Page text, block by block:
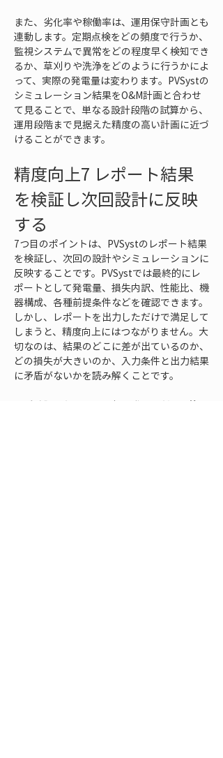
また、劣化率や稼働率は、運用保守計画とも
連動します。定期点検をどの頻度で行うか、
監視システムで異常をどの程度早く検知でき
るか、草刈りや洗浄をどのように行うかによ
って、実際の発電量は変わります。PVSystの
シミュレーション結果をO&M計画と合わせ
て見ることで、単なる設計段階の試算から、
運用段階まで見据えた精度の高い計画に近づ
けることができます。
精度向上7 レポート結果
を検証し次回設計に反映
する
7つ目のポイントは、PVSystのレポート結果
を検証し、次回の設計やシミュレーションに
反映することです。PVSystでは最終的にレ
ポートとして発電量、損失内訳、性能比、機
器構成、各種前提条件などを確認できます。
しかし、レポートを出力しただけで満足して
しまうと、精度向上にはつながりません。大
切なのは、結果のどこに差が出ているのか、
どの損失が大きいのか、入力条件と出力結果
に矛盾がないかを読み解くことです。
まず確認したいのは、年間発電量だけに注目